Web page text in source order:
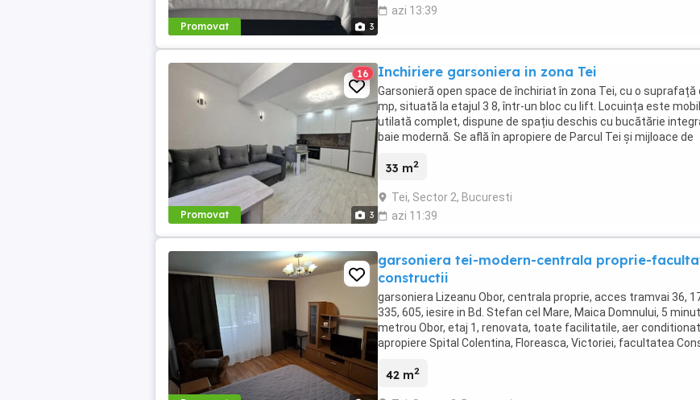
Promovat 3
azi 13:39
Promovat 3
16 Inchiriere garsoniera in zona Tei
Garsonieră open space de închiriat în zona Tei, cu o suprafață
mp, situată la etajul 3 8, într-un bloc cu lift. Locuința este
utilată complet, dispune de spațiu deschis cu bucătărie
baie modernă. Se află în apropiere de Parcul Tei și mijloace de
33 m2
Tei, Sector 2, Bucuresti
azi 11:39
garsoniera tei-modern-centrala proprie-
constructii
garsoniera Lizeanu Obor, centrala proprie, acces tramvai 36,
335, 605, iesire in Bd. Stefan cel Mare, Maica Domnului, 5
metrou Obor, etaj 1, renovata, toate facilitatile, aer
apropiere Spital Colentina, Floreasca, Victoriei, facultatea
42 m2